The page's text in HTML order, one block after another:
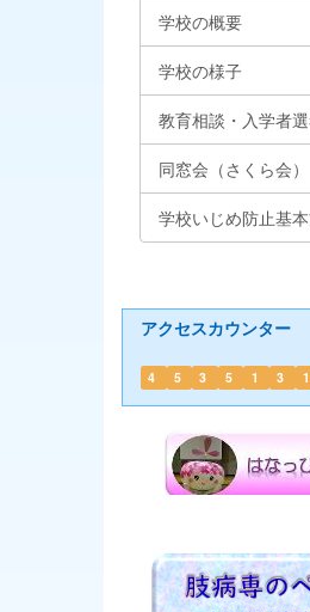
学校の概要
学校の様子
教育相談・入学者
同窓会（さくら会）
学校いじめ防止基
アクセスカウンター
4 5 3 5 1 3 1